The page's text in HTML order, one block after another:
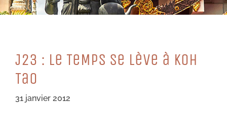
J23 : Le TeMPS Se LèVe à KoH
Tao
31 janvier 2012